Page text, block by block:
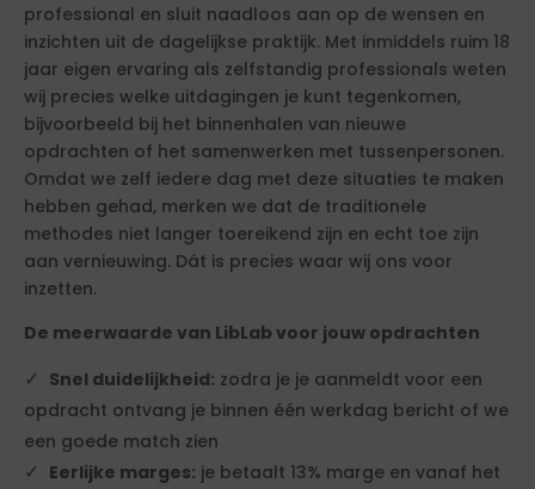
professional en sluit naadloos aan op de wensen en
inzichten uit de dagelijkse praktijk. Met inmiddels ruim 18
jaar eigen ervaring als zelfstandig professionals weten
wij precies welke uitdagingen je kunt tegenkomen,
bijvoorbeeld bij het binnenhalen van nieuwe
opdrachten of het samenwerken met tussenpersonen.
Omdat we zelf iedere dag met deze situaties te maken
hebben gehad, merken we dat de traditionele
methodes niet langer toereikend zijn en echt toe zijn
aan vernieuwing. Dát is precies waar wij ons voor
inzetten.
De meerwaarde van LibLab voor jouw opdrachten
Snel duidelijkheid: zodra je je aanmeldt voor een
opdracht ontvang je binnen één werkdag bericht of we
een goede match zien
Eerlijke marges: je betaalt 13% marge en vanaf het